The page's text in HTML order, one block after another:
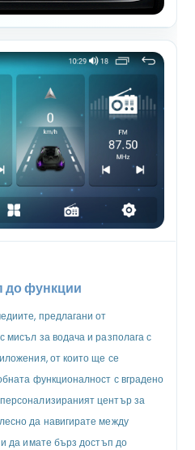
до функции
предлагани от
за водача и разполага с
от които ще се
функционалност с вградено
център за
да навигирате между
да имате бърз достъп до